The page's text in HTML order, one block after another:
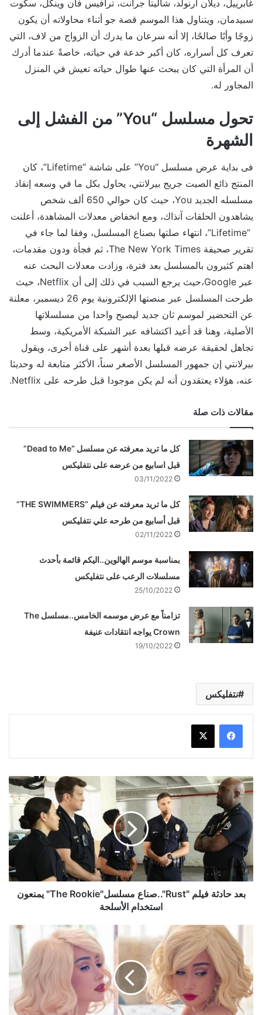
غابرييل، ديلان أرنولد، شاليتا جرانت، ترافيس فان وينكل، سكوت
سبيدمان، ويتناول هذا الموسم قصة جو أثناء محاولاته أن يكون
زوجًا وأبًا صالحًا، إلا أنه سرعان ما يدرك أن الزواج من لاف، التي
تعرف كل أسراره، كان أكبر خدعة في حياته، خاصةً عندما أدرك
أن المرأة التي كان يبحث عنها طوال حياته تعيش في المنزل
المجاور له.
تحول مسلسل “You” من الفشل إلى
الشهرة
فى بداية عرض مسلسل “You” على شاشة “Lifetime”، كان
المنتج ذائع الصيت جريج بيرلانتي، يحاول بكل ما في وسعه إنقاذ
مسلسله الجديد You، حيث كان حوالي 650 ألف شخص
يشاهدون الحلقات آنذاك، ومع انخفاض معدلات المشاهدة، أعلنت
“Lifetime”، انتهاء صلتها بصناع المسلسل، وفقا لما جاء في
تقرير صحيفة The New York Times، ثم فجأة ودون مقدمات،
اهتم كثيرون بالمسلسل بعد فترة، وزادت معدلات البحث عنه
عبر Google،حيث يرجع السبب في ذلك إلى أن Netflix، حيث
طرحت المسلسل عبر منصتها الإلكترونية يوم 26 ديسمبر، معلنة
عن التحضير لموسم ثان جديد ليصبح واحدا من مسلسلاتها
الأصلية، وهنا قد أعيد اكتشافه عبر الشبكة الأمريكية، وسط
تجاهل لحقيقة عرضه قبلها بعدة أشهر على قناة أخرى، ويقول
بيرلانتي إن جمهور المسلسل الأصغر سناً، الأكثر متابعة له وحديثا
عنه، هؤلاء يعتقدون أنه لم يكن موجودا قبل طرحه على Netflix.
مقالات ذات صلة
كل ما تريد معرفته عن مسلسل “Dead to Me”
قبل اسابيع من عرضه على نتفليكس
03/11/2022
كل ما تريد معرفته عن فيلم “THE SWIMMERS”
قبل أسابيع من طرحه علي نتفليكس
02/11/2022
بمناسبة موسم الهالوين..اليكم قائمة بأحدث
مسلسلات الرعب على نتفليكس
25/10/2022
تزامناً مع عرض موسمه الخامس..مسلسل The
Crown يواجه انتقادات عنيفة
19/10/2022
نتفليكس
بعد
حادثة
فيلم
"Rust"..صناع
مسلسل"The
Rookie"
يمنعون
استخدام
الأسلحة
بعد حادثة فيلم "Rust"..صناع مسلسل"The Rookie" يمنعون
استخدام الأسلحة
الزاهد
تسير
على
خُطى
نجمة
الإغراء